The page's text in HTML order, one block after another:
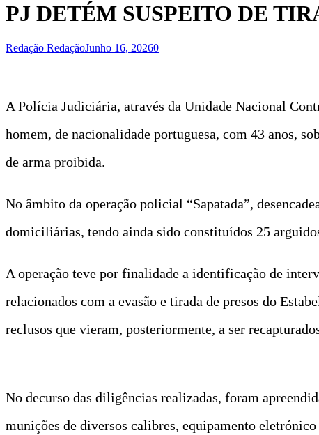
PJ DETÉM SUSPEITO DE
Redação RedaçãoJunho 16, 20260
A Polícia Judiciária, através da Unidade Nacional
homem, de nacionalidade portuguesa, com 43 anos,
de arma proibida.
No âmbito da operação policial “Sapatada”,
domiciliárias, tendo ainda sido constituídos 25
A operação teve por finalidade a identificação de
relacionados com a evasão e tirada de presos do
reclusos que vieram, posteriormente, a ser
No decurso das diligências realizadas, foram
munições de diversos calibres, equipamento